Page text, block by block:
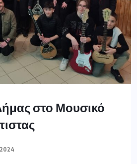
στο Μουσικό